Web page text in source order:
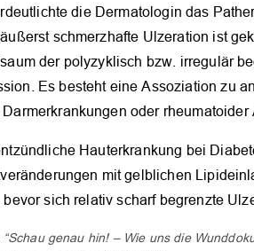
die Dermatologin das
schmerzhafte Ulzeration ist
der polyzyklisch bzw. irregulär
Es besteht eine Assoziation zu
oder rheumatoider
Hauterkrankung bei
mit gelblichen
sich relativ scharf begrenzte
genau hin! – Wie uns die